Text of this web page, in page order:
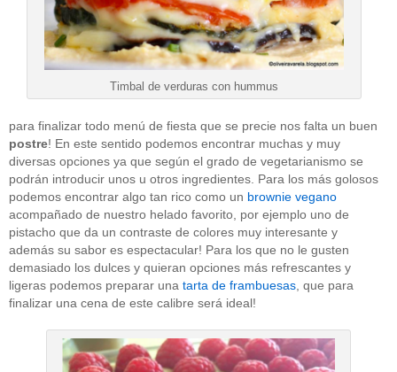
Timbal de verduras con hummus
para finalizar todo menú de fiesta que se precie nos falta un buen
postre! En este sentido podemos encontrar muchas y muy
diversas opciones ya que según el grado de vegetarianismo se
podrán introducir unos u otros ingredientes. Para los más golosos
podemos encontrar algo tan rico como un brownie vegano
acompañado de nuestro helado favorito, por ejemplo uno de
pistacho que da un contraste de colores muy interesante y
además su sabor es espectacular! Para los que no le gusten
demasiado los dulces y quieran opciones más refrescantes y
ligeras podemos preparar una tarta de frambuesas , que para
finalizar una cena de este calibre será ideal!